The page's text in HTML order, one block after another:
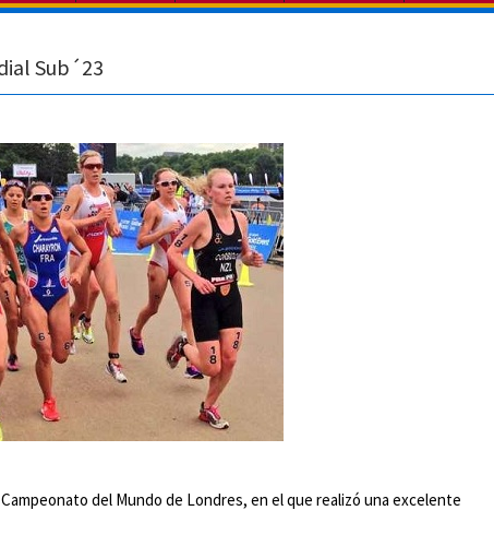
Sub´23
del Mundo de Londres, en el que realizó una excelente